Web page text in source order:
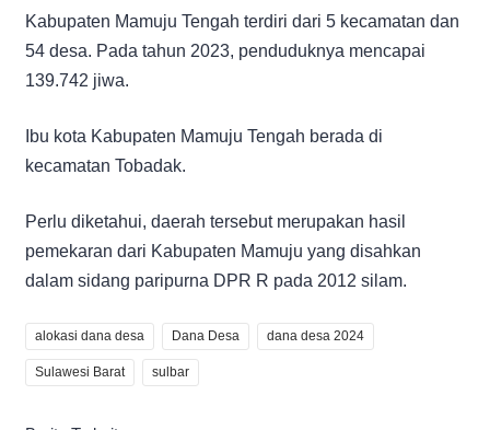
Kabupaten Mamuju Tengah terdiri dari 5 kecamatan dan
54 desa. Pada tahun 2023, penduduknya mencapai
139.742 jiwa.
Ibu kota Kabupaten Mamuju Tengah berada di
kecamatan Tobadak.
Perlu diketahui, daerah tersebut merupakan hasil
pemekaran dari Kabupaten Mamuju yang disahkan
dalam sidang paripurna DPR R pada 2012 silam.
alokasi dana desa Dana Desa dana desa 2024
Sulawesi Barat sulbar